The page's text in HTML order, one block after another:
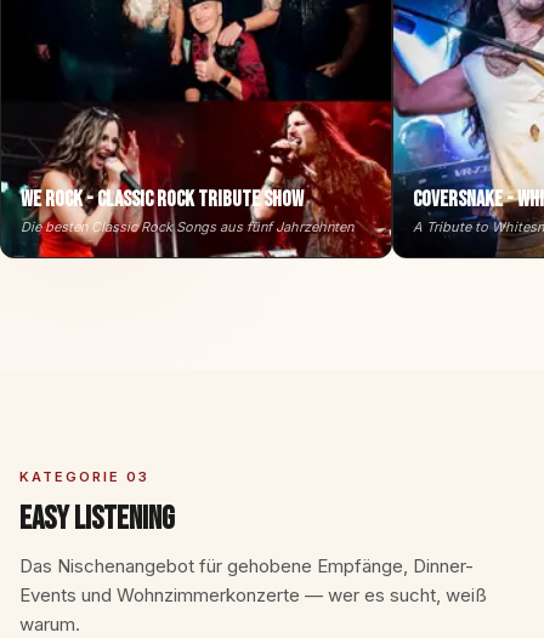
We Rock - Classic Rock Tribute Show
Die besten Classic Rock Songs aus fünf Jahrzehnten
CoverSnake -
A Tribute to
KATEGORIE 03
Easy Listening
Das Nischenangebot für gehobene Empfänge, Dinner-
Events und Wohnzimmerkonzerte — wer es sucht, weiß
warum.